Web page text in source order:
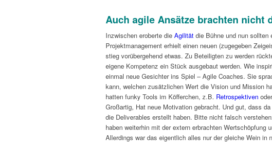
Auch agile Ansätze brachten nicht
Inzwischen eroberte die Agilität die Bühne und nun
Projektmanagement erhielt einen neuen (zugegeben
stieg vorübergehend etwas. Zu Beteiligten zu werden
eigene Kompetenz ein Stück ausgebaut werden. Wie
einmal neue Gesichter ins Spiel – Agile Coaches. Sie
kann, welchen zusätzlichen Wert die Vision und Mission
hatten funky Tools im Köfferchen, z.B. Retrospektiven
Großartig, Hat neue Motivation gebracht. Und gut, dass
die Deliverables erstellt haben. Bitte nicht falsch
haben weiterhin mit der extern erbrachten Wertschöpfung
Allerdings war das eigentlich alles nur der gleiche Wein in